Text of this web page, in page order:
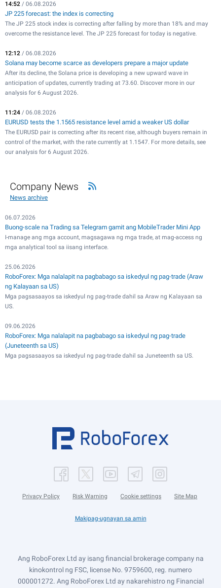
14:52 / 06.08.2026
JP 225 forecast: the index is correcting
The JP 225 stock index is correcting after falling by more than 18% and may
overcome the resistance level. The JP 225 forecast for today is negative.
12:12 / 06.08.2026
Solana may become scarce as developers prepare a major update
After its decline, the Solana price is developing a new upward wave in
anticipation of updates, currently trading at 73.60. Discover more in our
analysis for 6 August 2026.
11:24 / 06.08.2026
EURUSD tests the 1.1565 resistance level amid a weaker US dollar
The EURUSD pair is correcting after its recent rise, although buyers remain in
control of the market, with the rate currently at 1.1547. For more details, see
our analysis for 6 August 2026.
Company News
News archive
06.07.2026
Buong-scale na Trading sa Telegram gamit ang MobileTrader Mini App
I-manage ang mga account, magsagawa ng mga trade, at mag-access ng
mga analytical tool sa iisang interface.
25.06.2026
RoboForex: Mga nalalapit na pagbabago sa iskedyul ng pag-trade (Araw
ng Kalayaan sa US)
Mga pagsasaayos sa iskedyul ng pag-trade dahil sa Araw ng Kalayaan sa
US.
09.06.2026
RoboForex: Mga nalalapit na pagbabago sa iskedyul ng pag-trade
(Juneteenth sa US)
Mga pagsasaayos sa iskedyul ng pag-trade dahil sa Juneteenth sa US.
Privacy Policy Risk Warning Cookie settings Site Map
Makipag-ugnayan sa amin
Ang RoboForex Ltd ay isang financial brokerage company na
kinokontrol ng FSC, license No. 9759600, reg. numero
000001272. Ang RoboForex Ltd ay nakarehistro ng Financial